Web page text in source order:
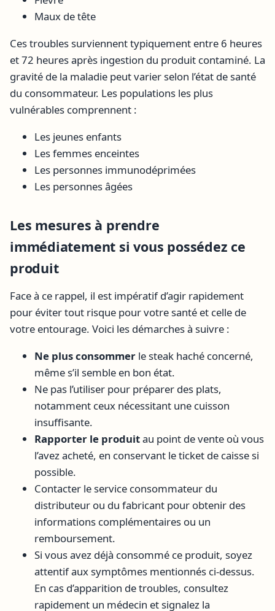
Maux de tête
Ces troubles surviennent typiquement entre 6 heures
et 72 heures après ingestion du produit contaminé. La
gravité de la maladie peut varier selon l’état de santé
du consommateur. Les populations les plus
vulnérables comprennent :
Les jeunes enfants
Les femmes enceintes
Les personnes immunodéprimées
Les personnes âgées
Les mesures à prendre
immédiatement si vous possédez ce
produit
Face à ce rappel, il est impératif d’agir rapidement
pour éviter tout risque pour votre santé et celle de
votre entourage. Voici les démarches à suivre :
Ne plus consommer le steak haché concerné,
même s’il semble en bon état.
Ne pas l’utiliser pour préparer des plats,
notamment ceux nécessitant une cuisson
insuffisante.
Rapporter le produitau point de vente où vous
l’avez acheté, en conservant le ticket de caisse si
possible.
Contacter le service consommateur du
distributeur ou du fabricant pour obtenir des
informations complémentaires ou un
remboursement.
Si vous avez déjà consommé ce produit, soyez
attentif aux symptômes mentionnés ci-dessus.
En cas d’apparition de troubles, consultez
rapidement un médecin et signalez la